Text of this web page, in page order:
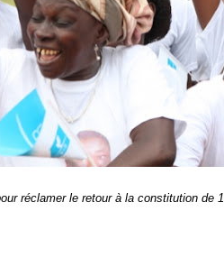
réclamer le retour à la constitution